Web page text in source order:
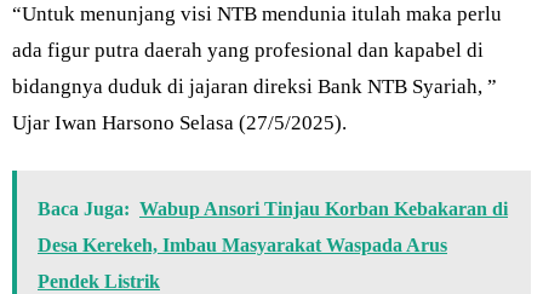
“Untuk menunjang visi NTB mendunia itulah maka perlu
ada figur putra daerah yang profesional dan kapabel di
bidangnya duduk di jajaran direksi Bank NTB Syariah, ”
Ujar Iwan Harsono Selasa (27/5/2025).
Baca Juga: Wabup Ansori Tinjau Korban Kebakaran di
Desa Kerekeh, Imbau Masyarakat Waspada Arus
Pendek Listrik